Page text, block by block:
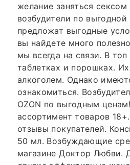
желание заняться
возбудители по
предложат выгодные
вы найдете много
мы всегда на связи. В
таблетках и порошках.
алкоголем. Однако
ознакомиться.
OZON по выгодным
ассортимент товаров
отзывы покупателей.
50 мл. Возбуждающие
магазине Доктор Любви.